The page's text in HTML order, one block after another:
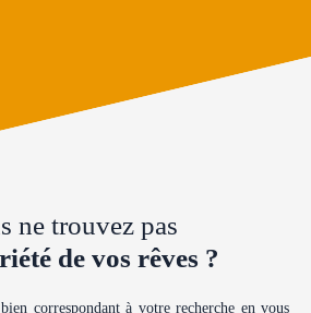
ne trouvez pas
de vos rêves ?
correspondant à votre recherche en vous